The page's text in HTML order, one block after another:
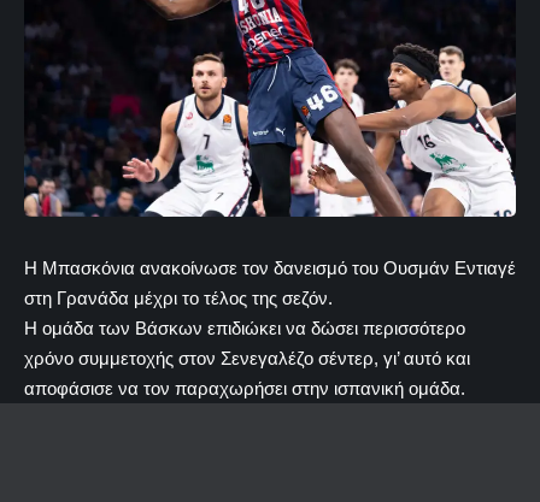
Η Μπασκόνια ανακοίνωσε τον δανεισμό του Ουσμάν Εντιαγέ
στη Γρανάδα μέχρι το τέλος της σεζόν.
Η ομάδα των Βάσκων επιδιώκει να δώσει περισσότερο
χρόνο συμμετοχής στον Σενεγαλέζο σέντερ, γι’ αυτό και
αποφάσισε να τον παραχωρήσει στην ισπανική ομάδα.